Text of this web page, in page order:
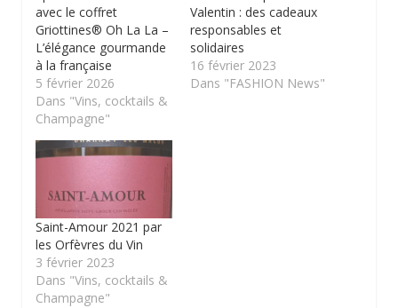
avec le coffret
Griottines® Oh La La –
L’élégance gourmande
à la française
5 février 2026
Dans "Vins, cocktails &
Champagne"
Valentin : des cadeaux
responsables et
solidaires
16 février 2023
Dans "FASHION News"
Saint-Amour 2021 par
les Orfèvres du Vin
3 février 2023
Dans "Vins, cocktails &
Champagne"